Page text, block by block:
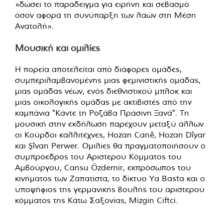
«δώσει το παράδειγμα για ειρήνη και σεβασμό
όσον αφορά τη συνύπαρξη των λαών στη Μέση
Ανατολή».
Μουσική και ομιλίες
Η πορεία αποτελείται από διάφορες ομάδες,
συμπεριλαμβανομένης μιας φεμινιστικής ομάδας,
μιας ομάδας νέων, ενός διεθνιστικού μπλοκ και
μιας οικολογικής ομάδας με ακτιβιστές από την
καμπάνια "Κάντε τη Ροζάβα Πράσινη Ξανά". Τη
μουσική στην εκδήλωση παρέχουν μεταξύ άλλων
οι Κούρδοι καλλιτέχνες, Hozan Canê, Hozan Dîyar
και Şîvan Perwer. Ομιλίες θα πραγματοποιήσουν ο
συμπρόεδρος του Αριστερού Κόμματος του
Αμβούργου, Cansu Özdemir, εκπρόσωπος του
κινήματος των Ζαπατίστα, το δίκτυο Ya Basta και ο
υποψήφιος της γερμανικής βουλής του αριστερού
κόμματος της Κάτω Σαξονίας, Mizgin Ciftci.